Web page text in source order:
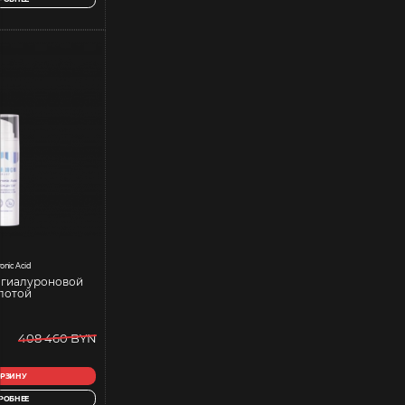
Acid
408 460 BYN